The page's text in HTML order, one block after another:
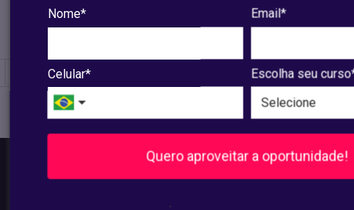
Nome* Email*
Celular* Escolha seu
Quero aproveitar a oportunidade!
agosto. 28, 2019 agosto. 27, 2019
9 Próxima
Pós-Graduação